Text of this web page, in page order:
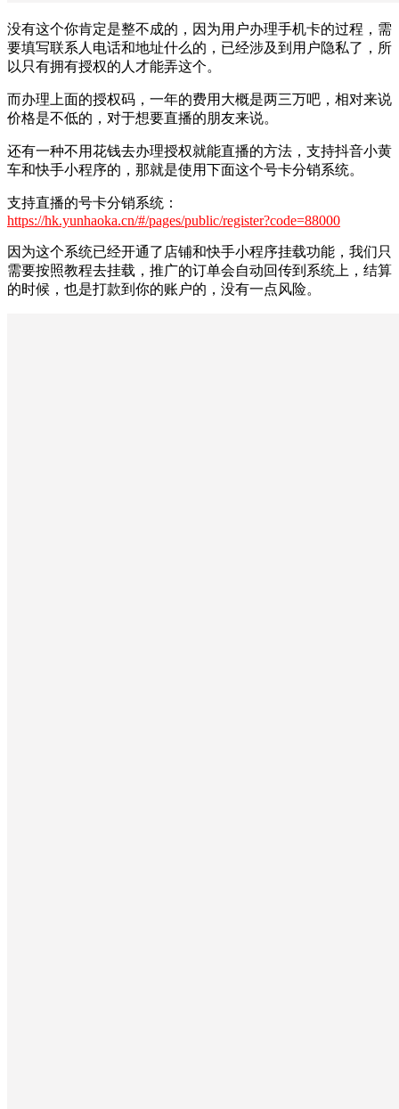
没有这个你肯定是整不成的，因为用户办理手机卡的过程，需
要填写联系人电话和地址什么的，已经涉及到用户隐私了，所
以只有拥有授权的人才能弄这个。
而办理上面的授权码，一年的费用大概是两三万吧，相对来说
价格是不低的，对于想要直播的朋友来说。
还有一种不用花钱去办理授权就能直播的方法，支持抖音小黄
车和快手小程序的，那就是使用下面这个号卡分销系统。
支持直播的号卡分销系统：
https://hk.yunhaoka.cn/#/pages/public/register?code=88000
因为这个系统已经开通了店铺和快手小程序挂载功能，我们只
需要按照教程去挂载，推广的订单会自动回传到系统上，结算
的时候，也是打款到你的账户的，没有一点风险。